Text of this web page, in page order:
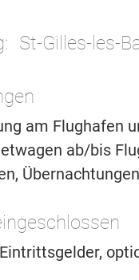
St-Gilles-les-
am Flughafen
ab/bis